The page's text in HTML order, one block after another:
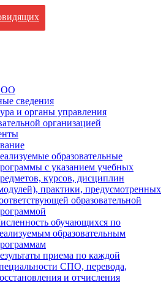
ОО
сведения
и органы управления
организацией
образовательные
с указанием учебных
курсов, дисциплин
практики, предусмотренных
образовательной
обучающихся по
образовательным
приема по каждой
СПО, перевода,
и отчисления